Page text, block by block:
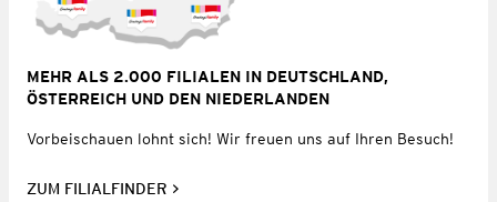
MEHR ALS 2.000 FILIALEN IN DEUTSCHLAND,
ÖSTERREICH UND DEN NIEDERLANDEN
Vorbeischauen lohnt sich! Wir freuen uns auf Ihren Besuch!
ZUM FILIALFINDER